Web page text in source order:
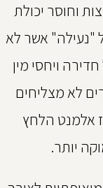
וחוסר יכולת
"נעילה" אשר לא
ויחסי מין
לא מצליחים
אלמנט הלחץ
יותר.